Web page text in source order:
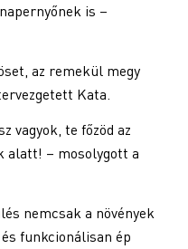
is –
az remekül megy
Kata.
vagyok, te főzöd az
alatt! – mosolygott a
nemcsak a növények
funkcionálisan ép